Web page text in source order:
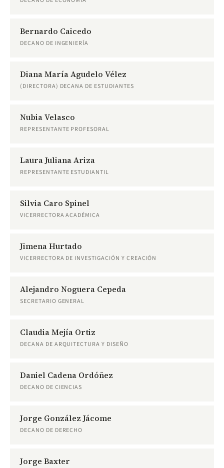
Bernardo Caicedo
DECANO DE INGENIERÍA
Diana María Agudelo Vélez
(DIRECTORA) DECANA DE ESTUDIANTES
Nubia Velasco
REPRESENTANTE PROFESORAL
Laura Juliana Ariza
REPRESENTANTE ESTUDIANTIL
Silvia Caro Spinel
VICERRECTORA ACADÉMICA
Jimena Hurtado
VICERRECTORA DE INVESTIGACIÓN Y CREACIÓN
Alejandro Noguera Cepeda
SECRETARIO GENERAL
Claudia Mejía Ortiz
DECANA DE ARQUITECTURA Y DISEÑO
Daniel Cadena Ordóñez
DECANO DE CIENCIAS
Jorge González Jácome
DECANO DE DERECHO
Jorge Baxter